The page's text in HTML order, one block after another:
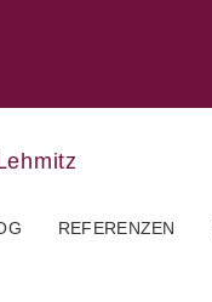
REFERENZEN